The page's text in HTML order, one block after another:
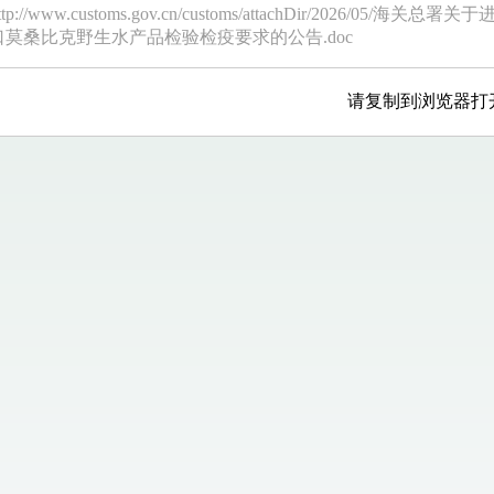
www.customs.gov.cn/customs/attachDir/2026/05/海关总署关于
莫桑比克野生水产品检验检疫要求的公告.doc
请复制到浏览器打